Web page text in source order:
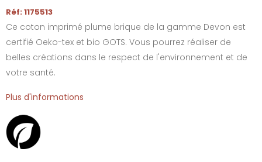
Réf: 1175513
Ce coton imprimé plume brique de la gamme Devon est
certifié Oeko-tex et bio GOTS. Vous pourrez réaliser de
belles créations dans le respect de l'environnement et de
votre santé.
Plus d'informations